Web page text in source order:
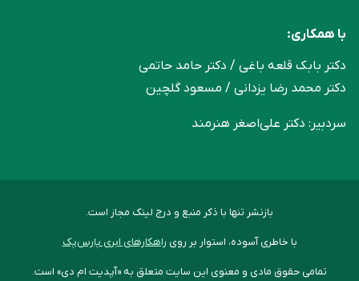
با همکاری:
دکتر بابک قلعه‌ باغی / دکتر حامد حاتمی
دکتر محمد رضا یزدانی / مسعود گلچین
سردبیر: دکتر علی‌اصغر هنرمند
بازنشر تنها با ذکر منبع و درج لینک مجاز است.
با خاطری آسوده، استوار بر روی راهکارهای ابری پارس‌پک
تمامی حقوق مادی و معنوی این سایت متعلق به «آپدیت ام دی» است.